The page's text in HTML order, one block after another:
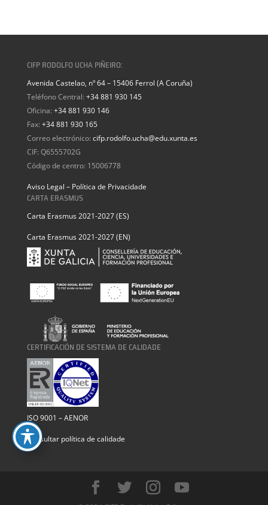
CIFP RODOLFO UCHA PIÑEIRO:
Avenida Castelao, nº 64 – 15406 Ferrol (A Coruña)
Teléfono Central: +34 881 930 145
Oficina: +34 881 930 146
Fax: +34 881 930 165
Correo electrónico: cifp.rodolfo.ucha@edu.xunta.es
CIF: Q6555702G
Código de centro: 15006778
Aviso Legal – Política de Privacidade
CARTA ERASMUS
Carta Erasmus 2021-2027 (ES)
Carta Erasmus 2021-2027 (EN)
CERTIFICACIÓN DE SISTEMA DE CALIDADE
ISO 9001 – AENOR
Consultar política de calidade